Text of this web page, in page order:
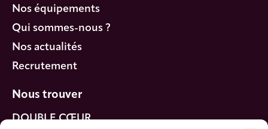
Nos équipements
Qui sommes-nous ?
Nos actualités
Recrutement
Nous trouver
DOUBLE CŒUR